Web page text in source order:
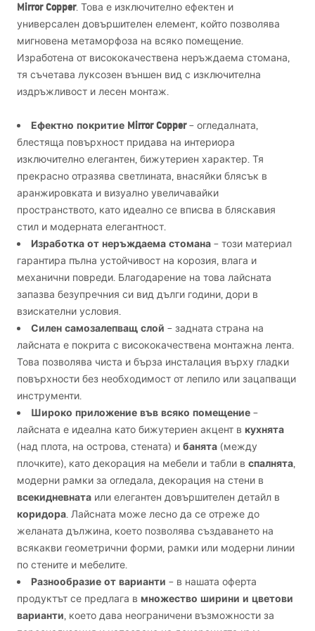
Mirror Copper. Това е изключително ефектен и
универсален довършителен елемент, който позволява
мигновена метаморфоза на всяко помещение.
Изработена от висококачествена неръждаема стомана,
тя съчетава луксозен външен вид с изключителна
издръжливост и лесен монтаж.
Ефектно покритие Mirror Copper– огледалната,
блестяща повърхност придава на интериора
изключително елегантен, бижутериен характер. Тя
прекрасно отразява светлината, внасяйки блясък в
аранжировката и визуално увеличавайки
пространството, като идеално се вписва в бляскавия
стил и модерната елегантност.
Изработка от неръждаема стомана – този материал
гарантира пълна устойчивост на корозия, влага и
механични повреди. Благодарение на това лайсната
запазва безупречния си вид дълги години, дори в
взискателни условия.
Силен самозалепващ слой – задната страна на
лайсната е покрита с висококачествена монтажна лента.
Това позволява чиста и бърза инсталация върху гладки
повърхности без необходимост от лепило или зацапващи
инструменти.
Широко приложение във всяко помещение –
лайсната е идеална като бижутериен акцент в кухнята
(над плота, на острова, стената) и банята (между
плочките), като декорация на мебели и табли в спалнята,
модерни рамки за огледала, декорация на стени в
всекидневната или елегантен довършителен детайл в
коридора. Лайсната може лесно да се отреже до
желаната дължина, което позволява създаването на
всякакви геометрични форми, рамки или модерни линии
по стените и мебелите.
Разнообразие от варианти – в нашата оферта
продуктът се предлага в множество ширини и цветови
варианти, което дава неограничени възможности за